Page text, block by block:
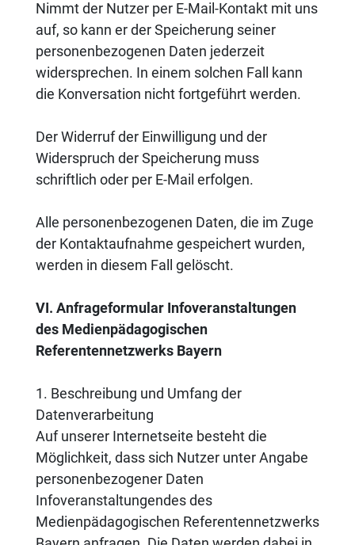
Nimmt der Nutzer per E-Mail-Kontakt mit uns
auf, so kann er der Speicherung seiner
personenbezogenen Daten jederzeit
widersprechen. In einem solchen Fall kann
die Konversation nicht fortgeführt werden.
Der Widerruf der Einwilligung und der
Widerspruch der Speicherung muss
schriftlich oder per E-Mail erfolgen.
Alle personenbezogenen Daten, die im Zuge
der Kontaktaufnahme gespeichert wurden,
werden in diesem Fall gelöscht.
VI. Anfrageformular Infoveranstaltungen
des Medienpädagogischen
Referentennetzwerks Bayern
1. Beschreibung und Umfang der
Datenverarbeitung
Auf unserer Internetseite besteht die
Möglichkeit, dass sich Nutzer unter Angabe
personenbezogener Daten
Infoveranstaltungendes des
Medienpädagogischen Referentennetzwerks